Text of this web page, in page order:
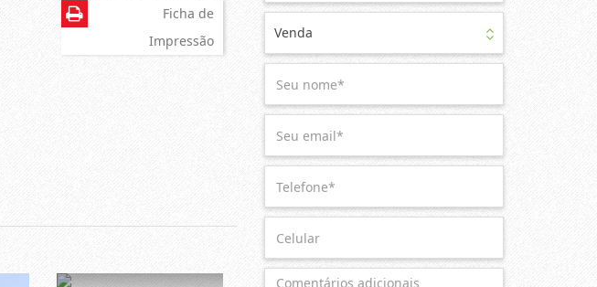
Ficha de
Impressão
Venda